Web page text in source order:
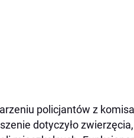
policjantów z
dotyczyło